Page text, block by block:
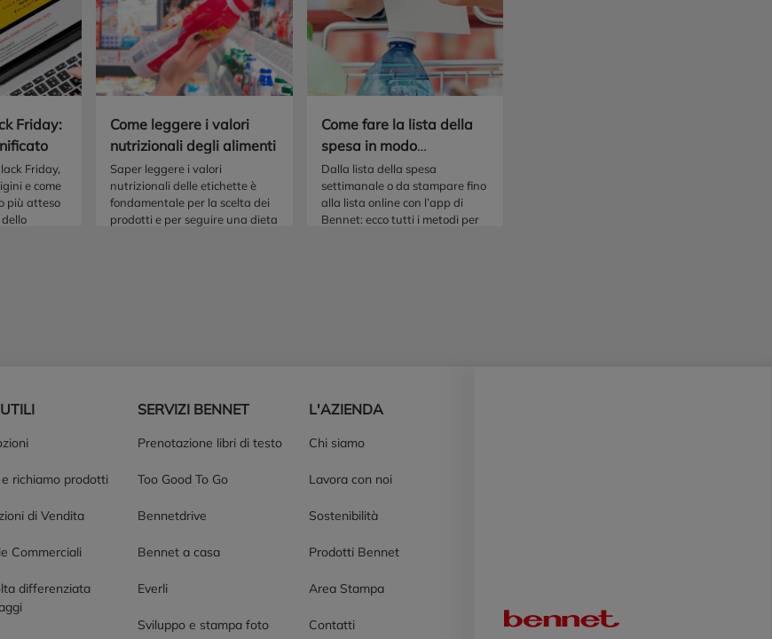
Friday:
Friday,
e come
più atteso
Come leggere i valori
nutrizionali degli alimenti
Saper leggere i valori
nutrizionali delle etichette è
fondamentale per la scelta dei
prodotti e per seguire una dieta
Come fare la lista della
spesa in modo
intelligente
Dalla lista della spesa
settimanale o da stampare fino
alla lista online con l’app di
Bennet: ecco tutti i metodi per
richiamo prodotti
di Vendita
Commerciali
differenziata
SERVIZI BENNET
Prenotazione libri di testo
Too Good To Go
Bennetdrive
Bennet a casa
Everli
Sviluppo e stampa foto
L'AZIENDA
Chi siamo
Lavora con noi
Sostenibilità
Prodotti Bennet
Area Stampa
Contatti